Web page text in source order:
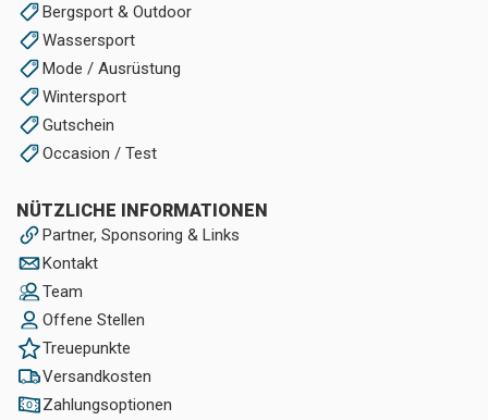
Bergsport & Outdoor
Wassersport
Mode / Ausrüstung
Wintersport
Gutschein
Occasion / Test
NÜTZLICHE INFORMATIONEN
Partner, Sponsoring & Links
Kontakt
Team
Offene Stellen
Treuepunkte
Versandkosten
Zahlungsoptionen